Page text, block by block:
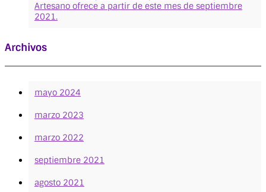
Artesano ofrece a partir de este mes de septiembre
2021.
Archivos
mayo 2024
marzo 2023
marzo 2022
septiembre 2021
agosto 2021